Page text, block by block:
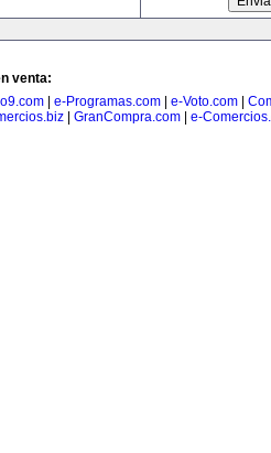
venta:
e-Programas.com e-Voto.com
| GranCompra.com| e-